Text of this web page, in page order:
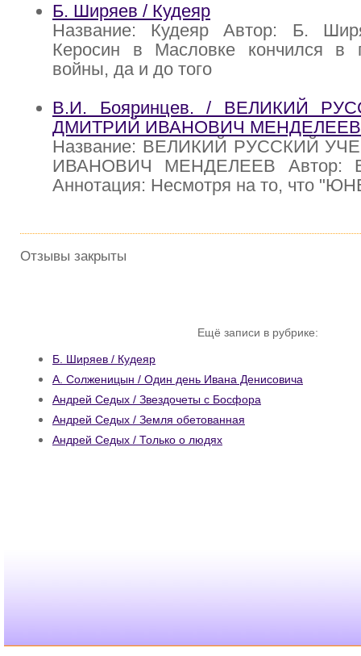
Б. Ширяев / Кудеяр
Название: Кудеяр Автор: Б.
Керосин в Масловке кончился
войны, да и до того
В.И. Бояринцев. / ВЕЛИКИЙ
ДМИТРИЙ ИВАНОВИЧ МЕНДЕЛЕЕВ
Название: ВЕЛИКИЙ РУССКИЙ
ИВАНОВИЧ МЕНДЕЛЕЕВ Автор:
Аннотация: Несмотря на то, что
Отзывы закрыты
Ещё записи в рубрике:
Б. Ширяев / Кудеяр
A. Солженицын / Один день Ивана Денисовича
Андрей Седых / Звездочеты с Босфора
Андрей Седых / Земля обетованная
Андрей Седых / Только о людях